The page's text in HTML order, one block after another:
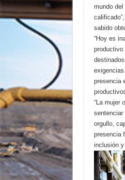
mundo
sabido
“Hoy es
productivo
presencia
“La mujer
sentenciar
orgullo,
presencia
inclusión